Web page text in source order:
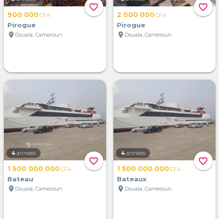
favorite_border
900 000CFA
Pirogue
location_on Douala, Cameroun
favorite_border
2 000 000CFA
Pirogue
location_on Douala, Cameroun
favorite_border
4 années
1 500 000 000CFA
Bateau
location_on Douala, Cameroun
favorite_border
4 années
1 500 000 000CFA
Bateaux
location_on Douala, Cameroun